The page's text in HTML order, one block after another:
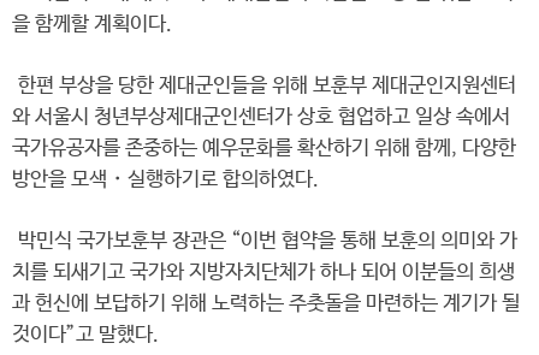
을 함께할 계획이다.
한편 부상을 당한 제대군인들을 위해 보훈부 제대군인지원센터
와 서울시 청년부상제대군인센터가 상호 협업하고 일상 속에서
국가유공자를 존중하는 예우문화를 확산하기 위해 함께, 다양한
방안을 모색・실행하기로 합의하였다.
박민식 국가보훈부 장관은 “이번 협약을 통해 보훈의 의미와 가
치를 되새기고 국가와 지방자치단체가 하나 되어 이분들의 희생
과 헌신에 보답하기 위해 노력하는 주춧돌을 마련하는 계기가 될
것이다”고 말했다.